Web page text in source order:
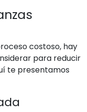
costoso, hay
para reducir
te presentamos